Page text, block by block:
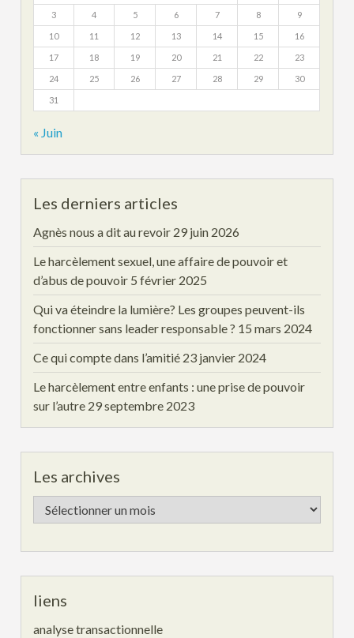
3 4 5 6 7 8 9
10 11 12 13 14 15 16
17 18 19 20 21 22 23
24 25 26 27 28 29 30
31
« Juin
Les derniers articles
Agnès nous a dit au revoir 29 juin 2026
Le harcèlement sexuel, une affaire de pouvoir et
d’abus de pouvoir 5 février 2025
Qui va éteindre la lumière? Les groupes peuvent-ils
fonctionner sans leader responsable ? 15 mars 2024
Ce qui compte dans l’amitié 23 janvier 2024
Le harcèlement entre enfants : une prise de pouvoir
sur l’autre 29 septembre 2023
Les archives
Les
archives
liens
analyse transactionnelle